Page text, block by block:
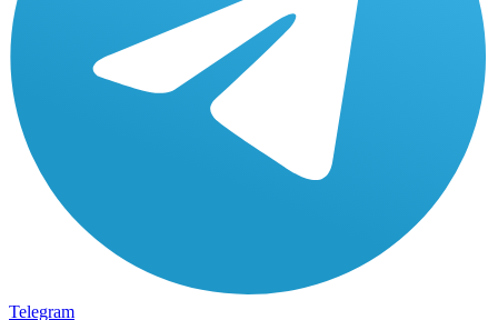
Telegram